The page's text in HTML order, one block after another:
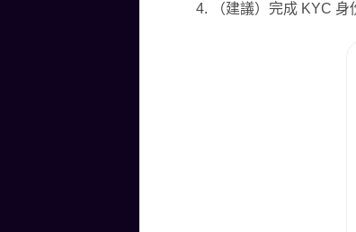
（建議）完成 KYC